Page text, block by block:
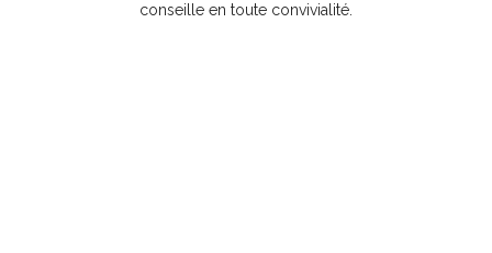
conseille en toute convivialité.